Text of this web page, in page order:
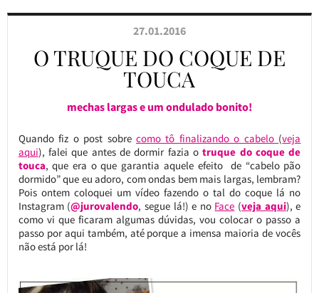
27.01.2016
O TRUQUE DO COQUE DE
TOUCA
mechas largas e um ondulado bonito!
Quando fiz o post sobre como tô finalizando o cabelo (veja
aqui), falei que antes de dormir fazia o truque do coque de
touca, que era o que garantia aquele efeito de “cabelo pão
dormido” que eu adoro, com ondas bem mais largas, lembram?
Pois ontem coloquei um vídeo fazendo o tal do coque lá no
Instagram (@jurovalendo, segue lá!) e no Face (veja aqui), e
como vi que ficaram algumas dúvidas, vou colocar o passo a
passo por aqui também, até porque a imensa maioria de vocês
não está por lá!